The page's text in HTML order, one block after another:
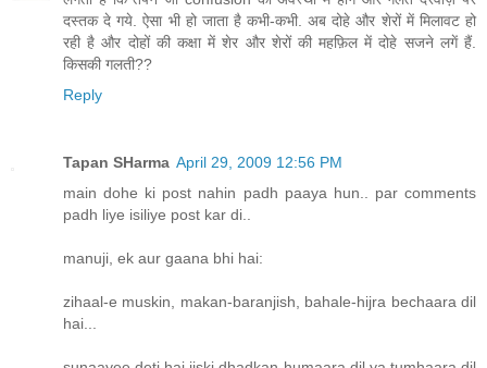
दस्तक दे गये. ऐसा भी हो जाता है कभी-कभी. अब दोहे और शेरों में मिलावट हो
रही है और दोहों की कक्षा में शेर और शेरों की महफ़िल में दोहे सजने लगें हैं.
किसकी गलती??
Reply
Tapan SHarma April 29, 2009 12:56 PM
main dohe ki post nahin padh paaya hun.. par comments
padh liye isiliye post kar di..
manuji, ek aur gaana bhi hai:
zihaal-e muskin, makan-baranjish, bahale-hijra bechaara dil
hai...